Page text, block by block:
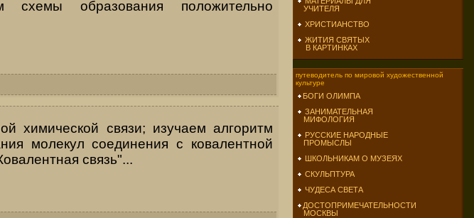
схемы образования положительно
химической связи; изучаем алгоритм
молекул соединения с ковалентной
связь"...
УЧИТЕЛЯ
ХРИСТИАНСТВО
ЖИТИЯ СВЯТЫХ
В КАРТИНКАХ
путеводитель по мировой художественной
культуре
БОГИ ОЛИМПА
ЗАНИМАТЕЛЬНАЯ
МИФОЛОГИЯ
РУССКИЕ НАРОДНЫЕ
ПРОМЫСЛЫ
ШКОЛЬНИКАМ О МУЗЕЯХ
СКУЛЬПТУРА
ЧУДЕСА СВЕТА
ДОСТОПРИМЕЧАТЕЛЬНОСТИ
МОСКВЫ